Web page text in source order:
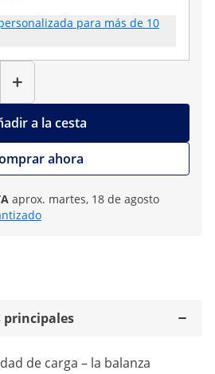
para más de 10
+
a la cesta
ahora
aprox. martes, 18 de agosto
principales
de carga – la balanza